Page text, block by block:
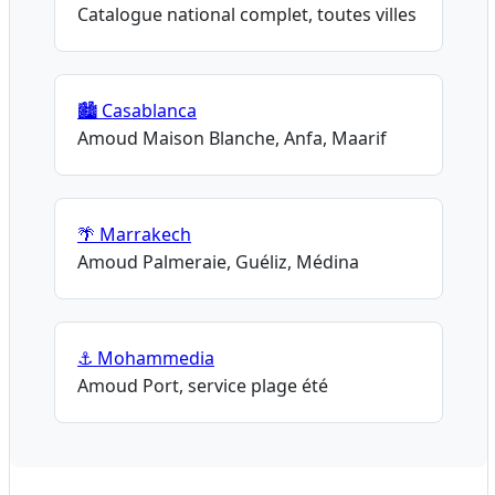
Catalogue national complet, toutes villes
🏙️ Casablanca
Amoud Maison Blanche, Anfa, Maarif
🌴 Marrakech
Amoud Palmeraie, Guéliz, Médina
⚓ Mohammedia
Amoud Port, service plage été